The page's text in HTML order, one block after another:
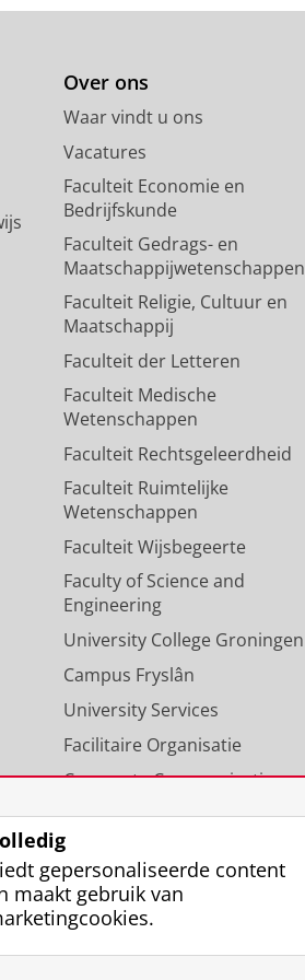
Over ons
Waar vindt u ons
Vacatures
Faculteit Economie en
Bedrijfskunde
Faculteit Gedrags- en
Maatschappijwetenschappen
Faculteit Religie, Cultuur en
Maatschappij
Faculteit der Letteren
Faculteit Medische
Wetenschappen
Faculteit Rechtsgeleerdheid
Faculteit Ruimtelijke
Wetenschappen
Faculteit Wijsbegeerte
Faculty of Science and
Engineering
University College Groningen
Campus Fryslân
University Services
Facilitaire Organisatie
Corporate Communicatie
Agenda
gepersonaliseerde content
maakt gebruik van